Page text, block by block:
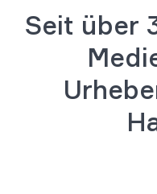
Seit über